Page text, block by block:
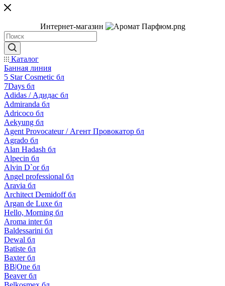
Интернет-магазин
Каталог
Банная линия
5 Star Cosmetic бл
7Days бл
Adidas / Адидас бл
Admiranda бл
Adricoco бл
Aekyung бл
Agent Provocateur / Агент Провокатор бл
Agrado бл
Alan Hadash бл
Alpecin бл
Alvin D`or бл
Angel professional бл
Aravia бл
Architect Demidoff бл
Argan de Luxe бл
Hello, Morning бл
Aroma inter бл
Baldessarini бл
Dewal бл
Batiste бл
Baxter бл
BB|One бл
Beaver бл